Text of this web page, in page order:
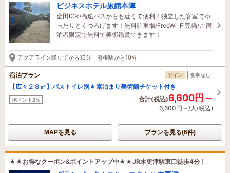
ビジネスホテル旅館本陣
金田ICや高速バスからも近くて便利！独立した客室でゆ
ったりとくつろげます！無料駐車場/FreeWi-Fi完備/ご宿
泊者限定で無料で美術鑑賞できます！
アクアライン降りてから15分 巌根駅から10分
宿泊プラン ツイン 食事なし
【広々２８㎡】バストイレ別★素泊まり美術館チケット付き
ポイント2% 合計(税込)6,600円～
6,600円～/人(税込)
MAPを見る プランを見る(6件)
★★お得なクーポン&ポイントアップ中★★JR木更津駅東口徒歩4分！